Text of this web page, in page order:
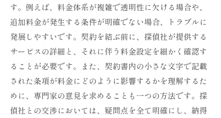
す。例えば、料金体系が複雑で透明性に欠ける場合や、
追加料金が発生する条件が明確でない場合、トラブルに
発展しやすいです。契約を結ぶ前に、探偵社が提供する
サービスの詳細と、それに伴う料金設定を細かく確認す
ることが必要です。また、契約書内の小さな文字で記載
された条項が料金にどのように影響するかを理解するた
めに、専門家の意見を求めることも一つの方法です。探
偵社との交渉においては、疑問点を全て明確にし、納得